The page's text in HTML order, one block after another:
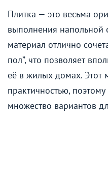
Плитка — это весьма
выполнения напольной
материал отлично
пол”, что позволяет
её в жилых домах. Этот
практичностью,
множество вариантов